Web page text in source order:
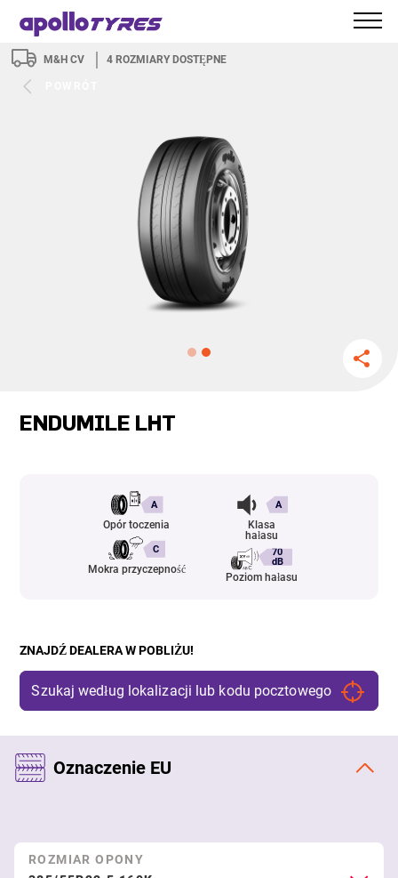
M&H CV 4 ROZMIARY DOSTĘPNE
ENDUMILE LHT
A
Opór toczenia
C
Mokra przyczepność
A
Klasa
hałasu
70
dB
Poziom hałasu
ZNAJDŹ DEALERA W POBLIŻU!
Oznaczenie EU
ROZMIAR OPONY